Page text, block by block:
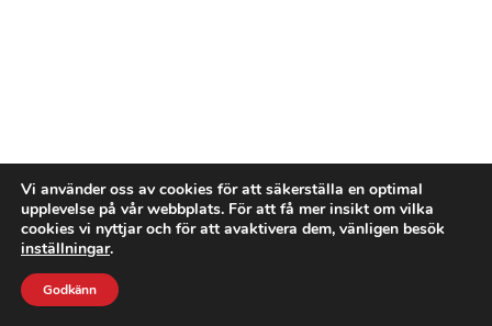
Vi använder oss av cookies för att säkerställa en optimal
upplevelse på vår webbplats. För att få mer insikt om vilka
cookies vi nyttjar och för att avaktivera dem, vänligen besök
inställningar.
Godkänn